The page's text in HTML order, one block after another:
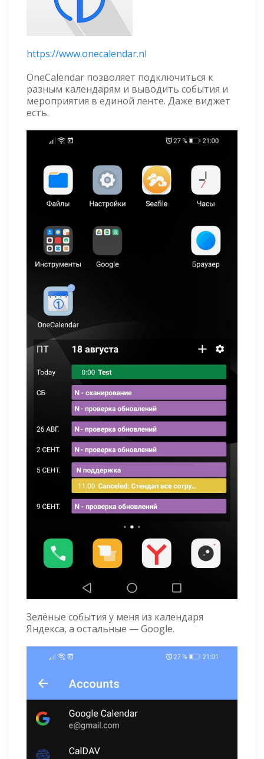
https://www.onecalendar.nl
OneCalendar позволяет подключиться к
разным календарям и выводить события и
мероприятия в единой ленте. Даже виджет
есть.
Зелёные события у меня из календаря
Яндекса, а остальные — Google.